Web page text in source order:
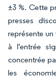
±3 %. Cette
presses
représente
à l'entrée
concentrée
les